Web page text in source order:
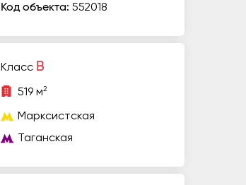
Код объекта: 552018
Класс B
519 м2
Марксистская
Таганская